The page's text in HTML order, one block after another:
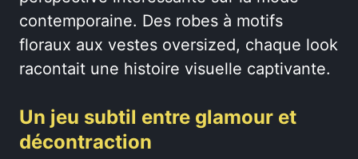
contemporaine. Des robes à motifs
floraux aux vestes oversized, chaque look
racontait une histoire visuelle captivante.
Un jeu subtil entre glamour et
décontraction